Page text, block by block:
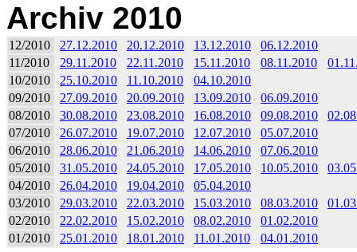
Archiv 2010
12/2010 27.12.2010 20.12.2010 13.12.2010
06.12.2010
11/2010
29.11.2010 22.11.2010 15.11.2010 08.11.2010
10/2010
25.10.2010 11.10.2010
04.10.2010
09/2010
27.09.2010 20.09.2010 13.09.2010
06.09.2010
08/2010
30.08.2010 23.08.2010 16.08.2010 09.08.2010
07/2010
26.07.2010 19.07.2010 12.07.2010
05.07.2010
06/2010
28.06.2010 21.06.2010 14.06.2010
07.06.2010
05/2010
31.05.2010 24.05.2010 17.05.2010 10.05.2010
04/2010
26.04.2010 19.04.2010
05.04.2010
03/2010
29.03.2010 22.03.2010 15.03.2010 08.03.2010
02/2010
22.02.2010 15.02.2010 08.02.2010
01.02.2010
01/2010
25.01.2010 18.01.2010 11.01.2010 04.01.2010